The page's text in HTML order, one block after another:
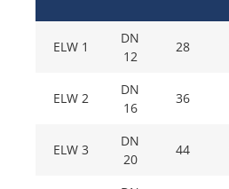
ELW 1
DN
12
28
ELW 2
DN
16
36
ELW 3
DN
20
44